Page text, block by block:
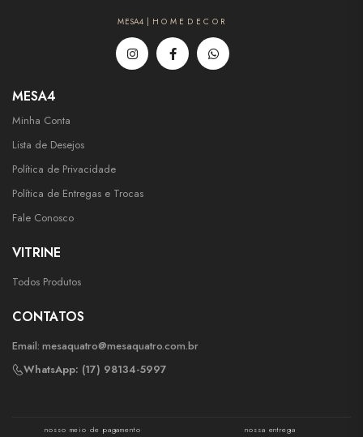
MESA4 | H O M E D E C O R
MESA4
Minha Conta
Lista de Desejos
Política de Privacidade
Política de Entregas e Trocas
Fale Conosco
VITRINE
Todos Produtos
CONTATOS
Email: mesaquatro@mesaquatro.com.br
WhatsApp: (17) 98134-5997
nosso meio de pagamento nossa entrega